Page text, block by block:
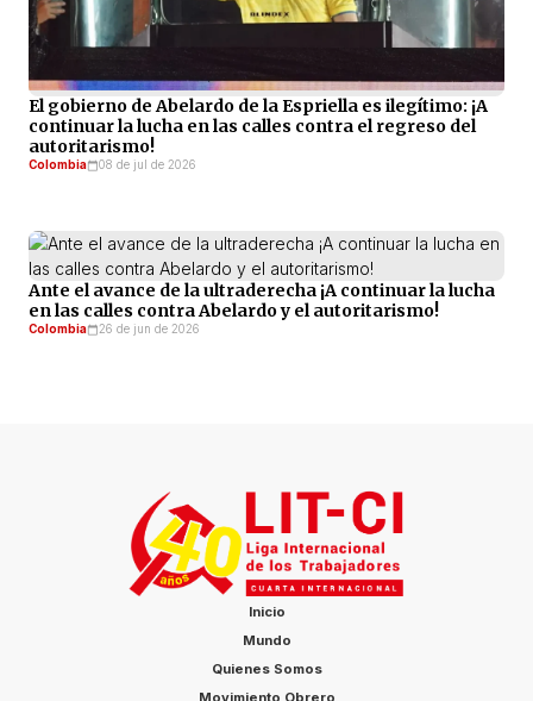
El gobierno de Abelardo de la Espriella es ilegítimo: ¡A
continuar la lucha en las calles contra el regreso del
autoritarismo!
Colombia 08 de jul de 2026
Ante el avance de la ultraderecha ¡A continuar la lucha
en las calles contra Abelardo y el autoritarismo!
Colombia 26 de jun de 2026
Inicio
Mundo
Quienes Somos